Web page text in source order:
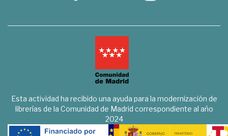
Esta actividad ha recibido una ayuda para la modernización de
librerías de la Comunidad de Madrid correspondiente al año
2024